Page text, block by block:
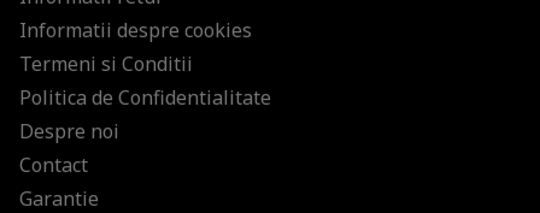
Informatii despre cookies
Termeni si Conditii
Politica de Confidentialitate
Despre noi
Contact
Garantie